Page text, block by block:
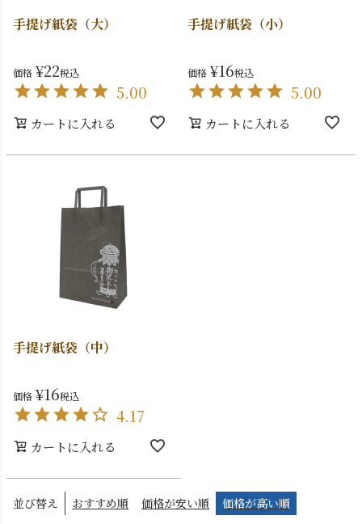
手提げ紙袋（大）
価格 ¥22税込
5.00
カートに入れる
手提げ紙袋（小）
価格 ¥16税込
5.00
カートに入れる
手提げ紙袋（中）
価格 ¥16税込
4.17
カートに入れる
並び替え おすすめ順 価格が安い順 価格が高い順